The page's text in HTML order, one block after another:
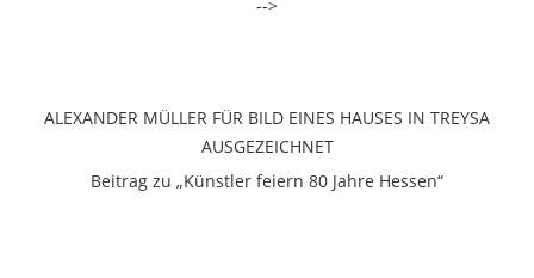
-->
ALEXANDER MÜLLER FÜR BILD EINES HAUSES IN TREYSA
AUSGEZEICHNET
Beitrag zu „Künstler feiern 80 Jahre Hessen“